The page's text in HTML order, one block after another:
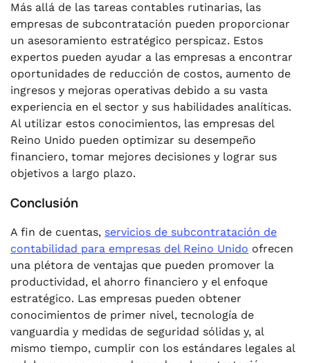
Más allá de las tareas contables rutinarias, las
empresas de subcontratación pueden proporcionar
un asesoramiento estratégico perspicaz. Estos
expertos pueden ayudar a las empresas a encontrar
oportunidades de reducción de costos, aumento de
ingresos y mejoras operativas debido a su vasta
experiencia en el sector y sus habilidades analíticas.
Al utilizar estos conocimientos, las empresas del
Reino Unido pueden optimizar su desempeño
financiero, tomar mejores decisiones y lograr sus
objetivos a largo plazo.
Conclusión
A fin de cuentas, servicios de subcontratación de
contabilidad para empresas del Reino Unido ofrecen
una plétora de ventajas que pueden promover la
productividad, el ahorro financiero y el enfoque
estratégico. Las empresas pueden obtener
conocimientos de primer nivel, tecnología de
vanguardia y medidas de seguridad sólidas y, al
mismo tiempo, cumplir con los estándares legales al